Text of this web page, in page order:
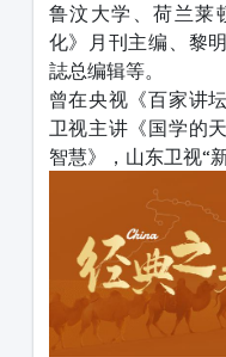
鲁汶大学、荷兰莱
化》月刊主编、黎
誌总编辑等。
曾在央视《百家讲
卫视主讲《国学的
智慧》，山东卫视“